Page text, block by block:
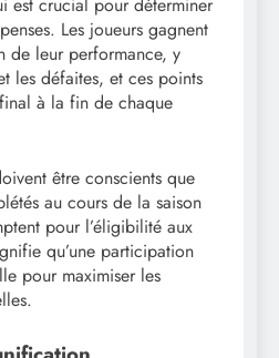
Les joueurs gagnent
de leur performance, y
les défaites, et ces points
à la fin de chaque
être conscients que
au cours de la saison
pour l’éligibilité aux
qu’une participation
pour maximiser les